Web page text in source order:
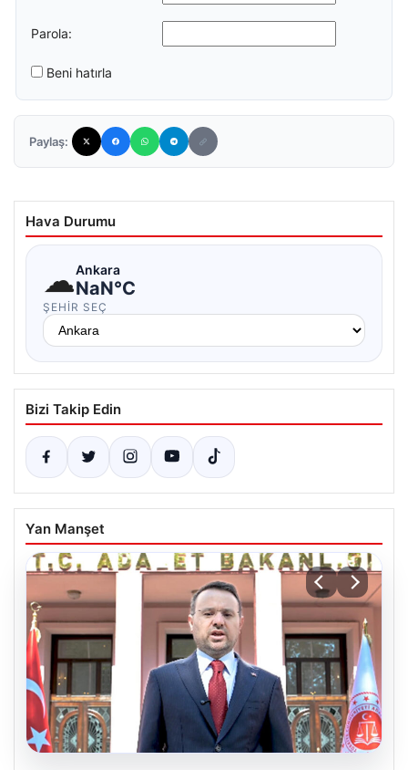
Parola:
Beni hatırla
Paylaş:
Hava Durumu
☁Ankara
NaN°C
ŞEHIR SEÇ
Bizi Takip Edin
Yan Manşet